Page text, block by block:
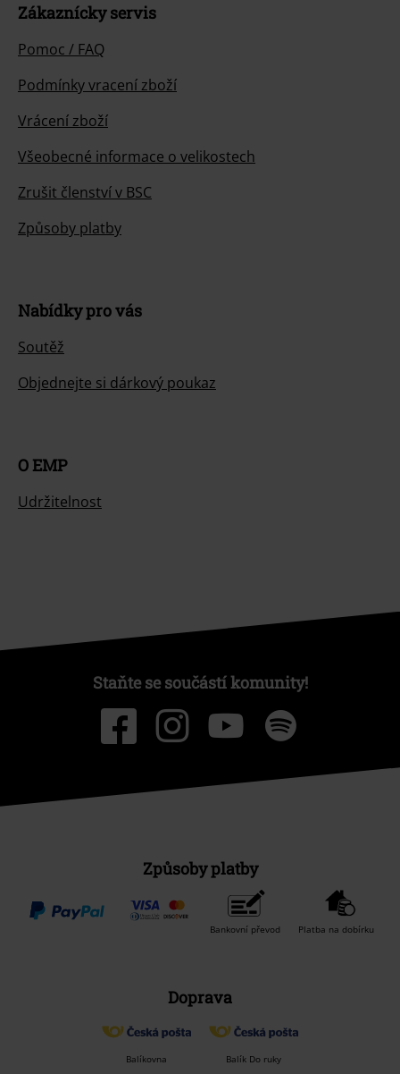
Zákaznícky servis
Pomoc / FAQ
Podmínky vracení zboží
Vrácení zboží
Všeobecné informace o velikostech
Zrušit členství v BSC
Způsoby platby
Nabídky pro vás
Soutěž
Objednejte si dárkový poukaz
O EMP
Udržitelnost
Staňte se součástí komunity!
Způsoby platby
Bankovní převod Platba na dobírku
Doprava
Balíkovna Balík Do ruky